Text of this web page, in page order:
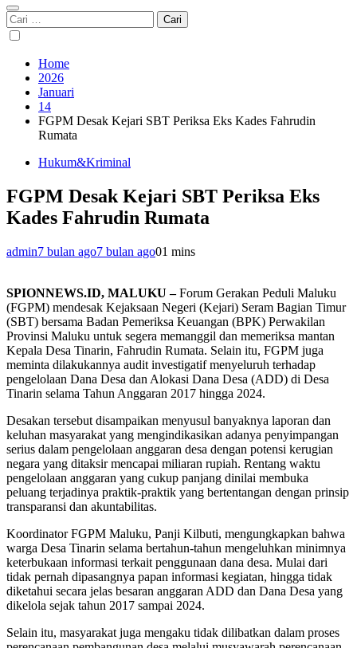
Cari
untuk:
Home
2026
Januari
14
FGPM Desak Kejari SBT Periksa Eks Kades Fahrudin
Rumata
Hukum&Kriminal
FGPM Desak Kejari SBT Periksa Eks
Kades Fahrudin Rumata
admin7 bulan ago7 bulan ago01 mins
SPIONNEWS.ID, MALUKU –Forum Gerakan Peduli Maluku
(FGPM) mendesak Kejaksaan Negeri (Kejari) Seram Bagian Timur
(SBT) bersama Badan Pemeriksa Keuangan (BPK) Perwakilan
Provinsi Maluku untuk segera memanggil dan memeriksa mantan
Kepala Desa Tinarin, Fahrudin Rumata. Selain itu, FGPM juga
meminta dilakukannya audit investigatif menyeluruh terhadap
pengelolaan Dana Desa dan Alokasi Dana Desa (ADD) di Desa
Tinarin selama Tahun Anggaran 2017 hingga 2024.
Desakan tersebut disampaikan menyusul banyaknya laporan dan
keluhan masyarakat yang mengindikasikan adanya penyimpangan
serius dalam pengelolaan anggaran desa dengan potensi kerugian
negara yang ditaksir mencapai miliaran rupiah. Rentang waktu
pengelolaan anggaran yang cukup panjang dinilai membuka
peluang terjadinya praktik-praktik yang bertentangan dengan prinsip
transparansi dan akuntabilitas.
Koordinator FGPM Maluku, Panji Kilbuti, mengungkapkan bahwa
warga Desa Tinarin selama bertahun-tahun mengeluhkan minimnya
keterbukaan informasi terkait penggunaan dana desa. Mulai dari
tidak pernah dipasangnya papan informasi kegiatan, hingga tidak
diketahui secara jelas besaran anggaran ADD dan Dana Desa yang
dikelola sejak tahun 2017 sampai 2024.
Selain itu, masyarakat juga mengaku tidak dilibatkan dalam proses